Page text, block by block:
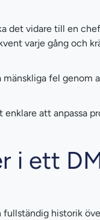
det vidare till en
varje gång och
mänskliga fel genom
att anpassa
i ett
fullständig historik